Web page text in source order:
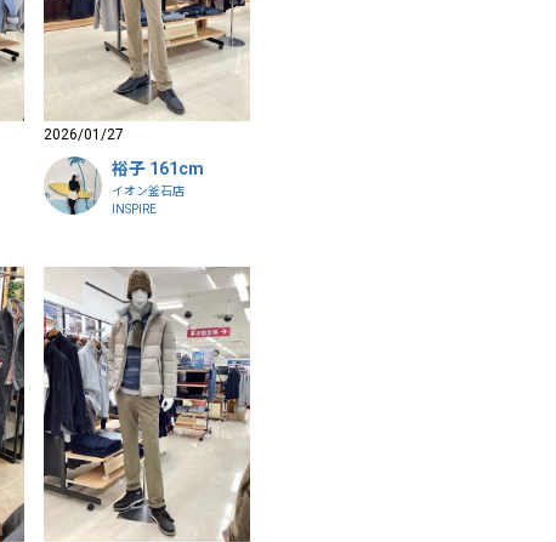
2026/01/27
裕子 161cm
イオン釜石店
INSPIRE